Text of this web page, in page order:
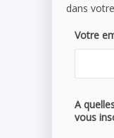
dans
Votre
A
vous